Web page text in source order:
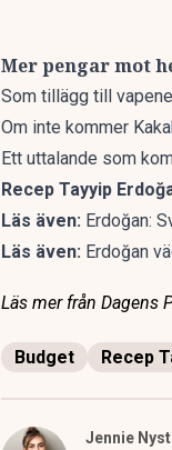
Mer pengar mot
Som tillägg till
Om inte kommer
Ett uttalande som
Recep Tayyip
Läs även: Erdoğan:
Läs även: Erdoğan
Läs mer från Dagens
Budget Recep
Jennie